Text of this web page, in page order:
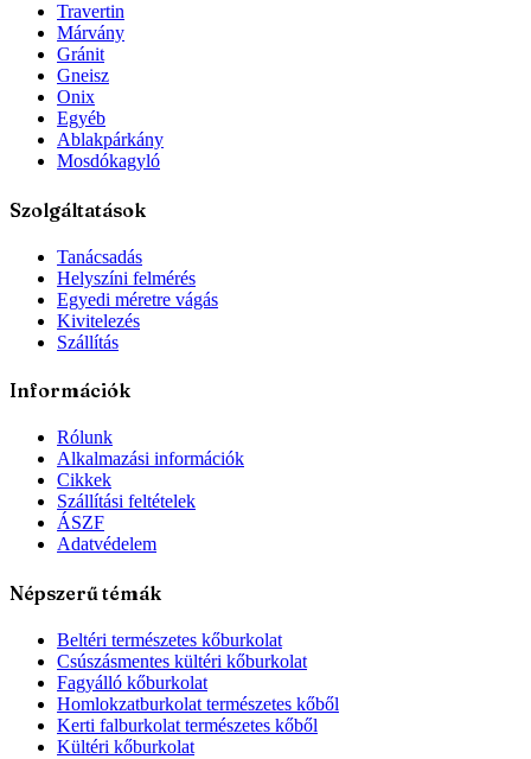
Travertin
Márvány
Gránit
Gneisz
Onix
Egyéb
Ablakpárkány
Mosdókagyló
Szolgáltatások
Tanácsadás
Helyszíni felmérés
Egyedi méretre vágás
Kivitelezés
Szállítás
Információk
Rólunk
Alkalmazási információk
Cikkek
Szállítási feltételek
ÁSZF
Adatvédelem
Népszerű témák
Beltéri természetes kőburkolat
Csúszásmentes kültéri kőburkolat
Fagyálló kőburkolat
Homlokzatburkolat természetes kőből
Kerti falburkolat természetes kőből
Kültéri kőburkolat